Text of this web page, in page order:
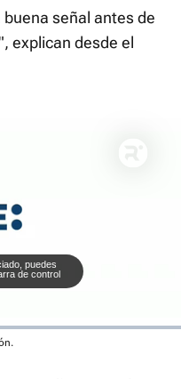
señal antes de
explican desde el
puedes
de control